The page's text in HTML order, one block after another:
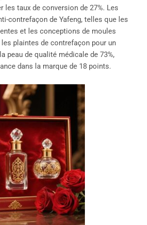
les taux de conversion de 27%. Les
contrefaçon de Yafeng, telles que les
et les conceptions de moules
plaintes de contrefaçon pour un
peau de qualité médicale de 73%,
dans la marque de 18 points.